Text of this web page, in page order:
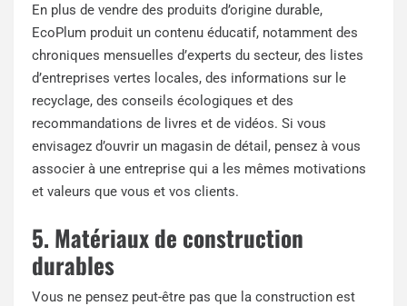
En plus de vendre des produits d’origine durable,
EcoPlum produit un contenu éducatif, notamment des
chroniques mensuelles d’experts du secteur, des listes
d’entreprises vertes locales, des informations sur le
recyclage, des conseils écologiques et des
recommandations de livres et de vidéos. Si vous
envisagez d’ouvrir un magasin de détail, pensez à vous
associer à une entreprise qui a les mêmes motivations
et valeurs que vous et vos clients.
5. Matériaux de construction
durables
Vous ne pensez peut-être pas que la construction est